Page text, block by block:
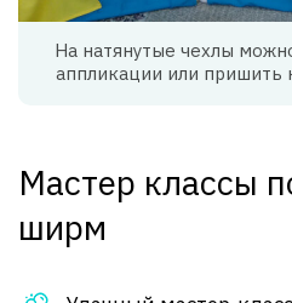
На натянутые чехлы
аппликации или
Мастер классы
ширм